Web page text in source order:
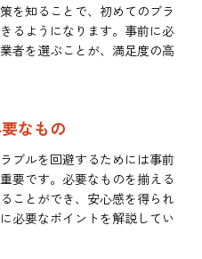
を知ることで、初めてのブラ
るようになります。事前に必
者を選ぶことが、満足度の高
なもの
ブルを回避するためには事前
要です。必要なものを揃える
ことができ、安心感を得られ
必要なポイントを解説してい